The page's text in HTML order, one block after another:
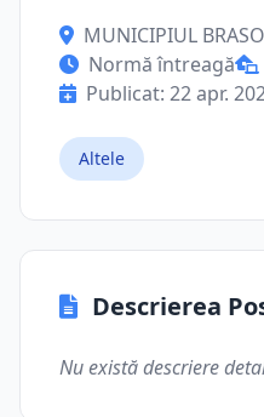
MUNICIPIUL
Normă întreagă
Publicat: 22 apr.
Altele
Descrierea
Nu există descriere